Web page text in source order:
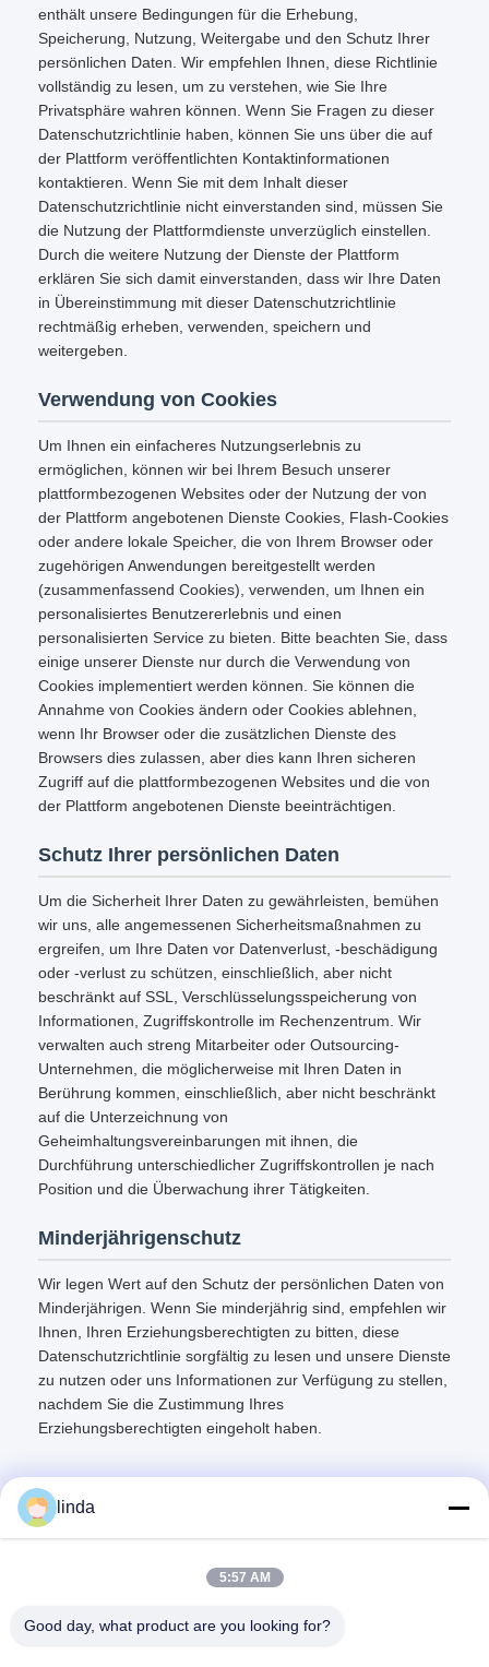
enthält unsere Bedingungen für die Erhebung,
Speicherung, Nutzung, Weitergabe und den Schutz Ihrer
persönlichen Daten. Wir empfehlen Ihnen, diese Richtlinie
vollständig zu lesen, um zu verstehen, wie Sie Ihre
Privatsphäre wahren können. Wenn Sie Fragen zu dieser
Datenschutzrichtlinie haben, können Sie uns über die auf
der Plattform veröffentlichten Kontaktinformationen
kontaktieren. Wenn Sie mit dem Inhalt dieser
Datenschutzrichtlinie nicht einverstanden sind, müssen Sie
die Nutzung der Plattformdienste unverzüglich einstellen.
Durch die weitere Nutzung der Dienste der Plattform
erklären Sie sich damit einverstanden, dass wir Ihre Daten
in Übereinstimmung mit dieser Datenschutzrichtlinie
rechtmäßig erheben, verwenden, speichern und
weitergeben.
Verwendung von Cookies
Um Ihnen ein einfacheres Nutzungserlebnis zu
ermöglichen, können wir bei Ihrem Besuch unserer
plattformbezogenen Websites oder der Nutzung der von
der Plattform angebotenen Dienste Cookies, Flash-Cookies
oder andere lokale Speicher, die von Ihrem Browser oder
zugehörigen Anwendungen bereitgestellt werden
(zusammenfassend Cookies), verwenden, um Ihnen ein
personalisiertes Benutzererlebnis und einen
personalisierten Service zu bieten. Bitte beachten Sie, dass
einige unserer Dienste nur durch die Verwendung von
Cookies implementiert werden können. Sie können die
Annahme von Cookies ändern oder Cookies ablehnen,
wenn Ihr Browser oder die zusätzlichen Dienste des
Browsers dies zulassen, aber dies kann Ihren sicheren
Zugriff auf die plattformbezogenen Websites und die von
der Plattform angebotenen Dienste beeinträchtigen.
Schutz Ihrer persönlichen Daten
Um die Sicherheit Ihrer Daten zu gewährleisten, bemühen
wir uns, alle angemessenen Sicherheitsmaßnahmen zu
ergreifen, um Ihre Daten vor Datenverlust, -beschädigung
oder -verlust zu schützen, einschließlich, aber nicht
beschränkt auf SSL, Verschlüsselungsspeicherung von
Informationen, Zugriffskontrolle im Rechenzentrum. Wir
verwalten auch streng Mitarbeiter oder Outsourcing-
Unternehmen, die möglicherweise mit Ihren Daten in
Berührung kommen, einschließlich, aber nicht beschränkt
auf die Unterzeichnung von
Geheimhaltungsvereinbarungen mit ihnen, die
Durchführung unterschiedlicher Zugriffskontrollen je nach
Position und die Überwachung ihrer Tätigkeiten.
Minderjährigenschutz
Wir legen Wert auf den Schutz der persönlichen Daten von
Minderjährigen. Wenn Sie minderjährig sind, empfehlen wir
Ihnen, Ihren Erziehungsberechtigten zu bitten, diese
Datenschutzrichtlinie sorgfältig zu lesen und unsere Dienste
zu nutzen oder uns Informationen zur Verfügung zu stellen,
nachdem Sie die Zustimmung Ihres
Erziehungsberechtigten eingeholt haben.
Schnelle Kontaktaufnahme
Anschrift
linda
5:57 AM
Good day, what product are you looking for?